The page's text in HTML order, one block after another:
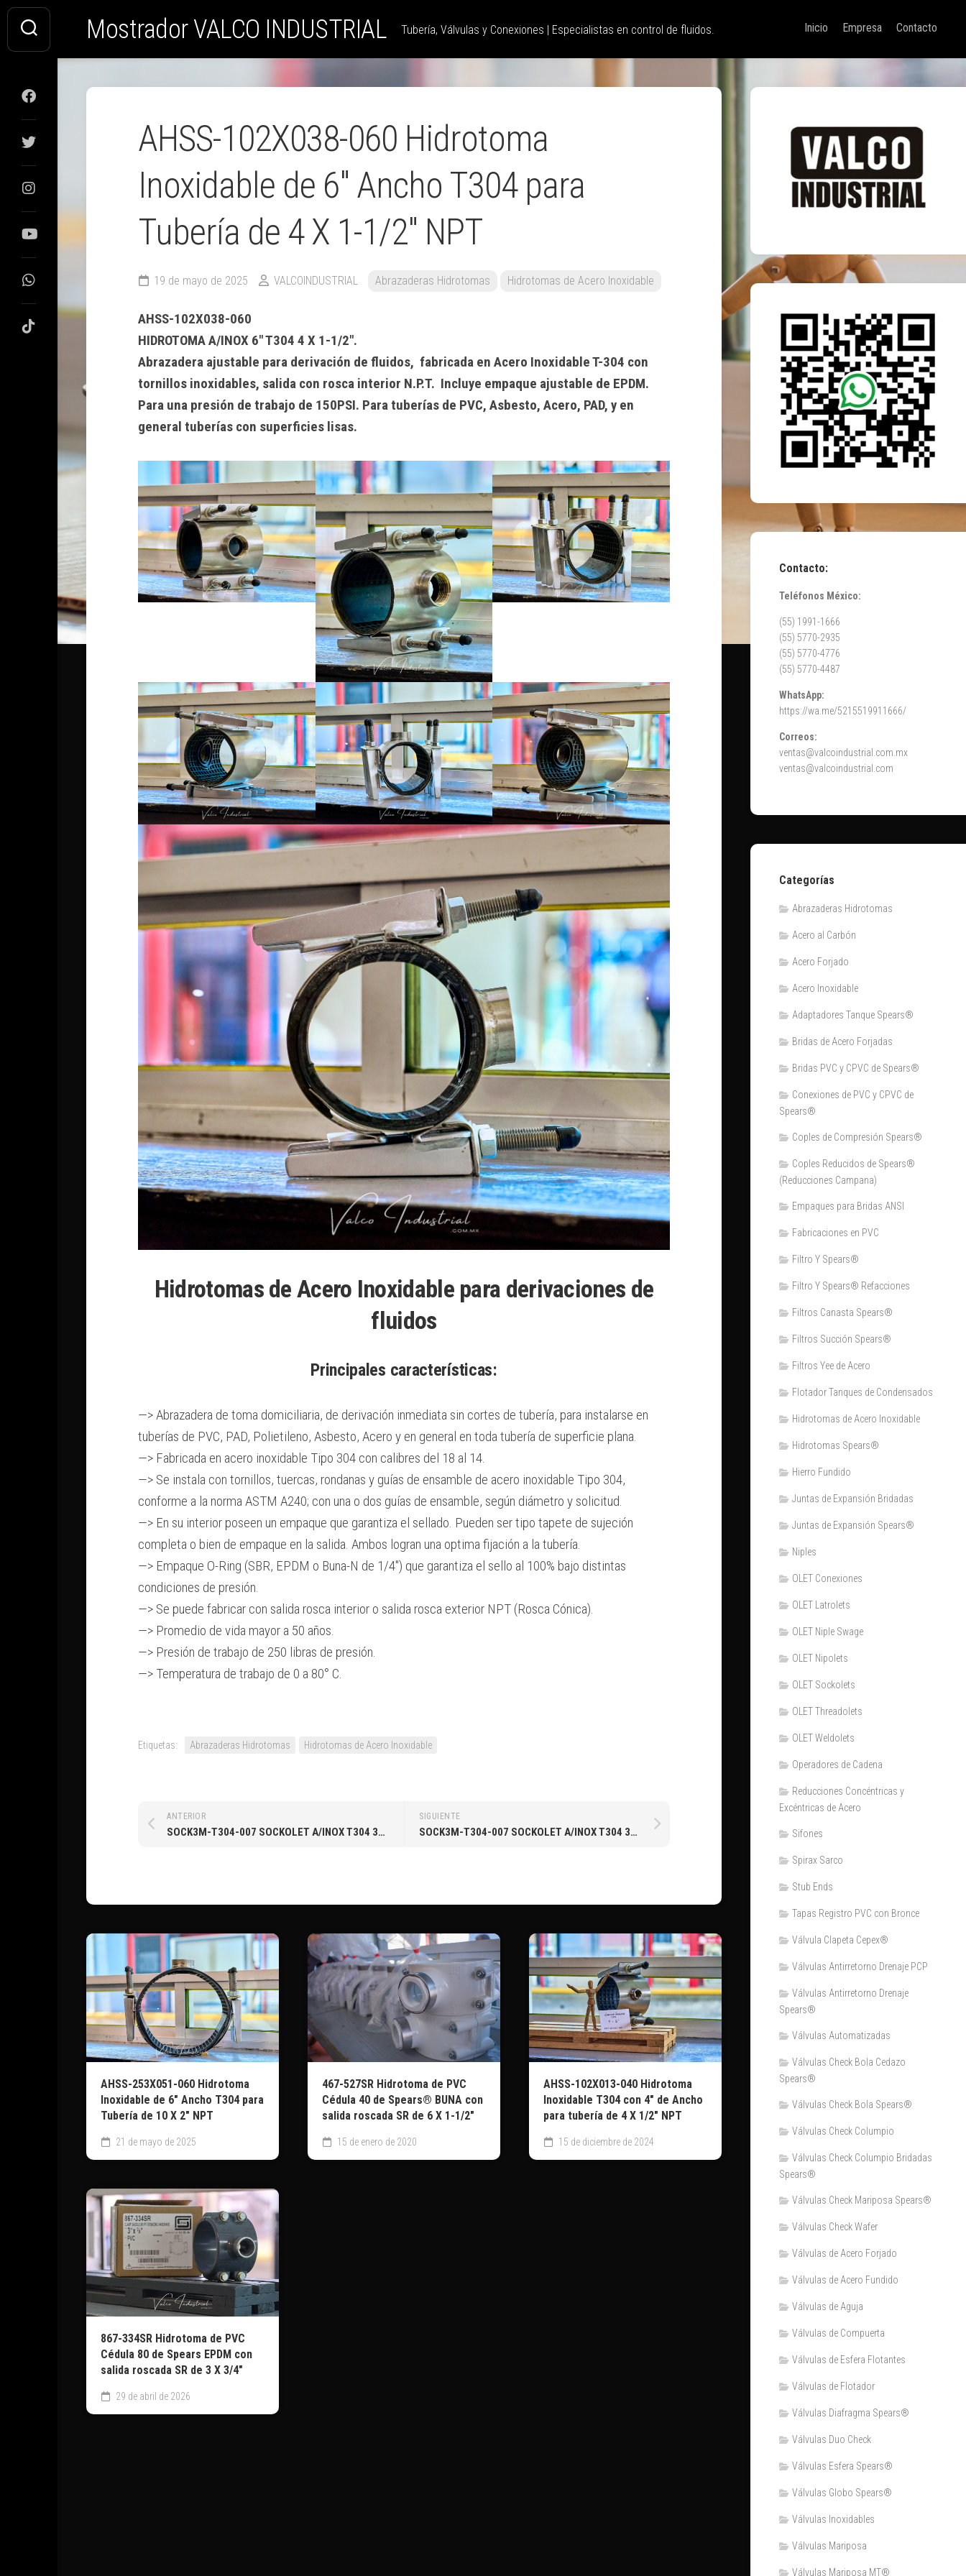
Saltar
contenido
Mostrador VALCO INDUSTRIAL Tubería, Válvulas y Conexiones | Especialistas en control de fluidos. Inicio Empresa Contacto
AHSS-102X038-060 Hidrotoma
Inoxidable de 6″ Ancho T304 para
Tubería de 4 X 1-1/2″ NPT
19 de mayo de 2025 VALCOINDUSTRIAL Abrazaderas Hidrotomas Hidrotomas de Acero Inoxidable
AHSS-102X038-060
HIDROTOMA A/INOX 6″ T304 4 X 1-1/2″.
Abrazadera ajustable para derivación de fluidos, fabricada en Acero Inoxidable T-304 con
tornillos inoxidables, salida con rosca interior N.P.T. Incluye empaque ajustable de EPDM.
Para una presión de trabajo de 150PSI. Para tuberías de PVC, Asbesto, Acero, PAD, y en
general tuberías con superficies lisas.
Hidrotomas de Acero Inoxidable para derivaciones de
fluidos
Principales características:
—> Abrazadera de toma domiciliaria, de derivación inmediata sin cortes de tubería, para instalarse en
tuberías de PVC, PAD, Polietileno, Asbesto, Acero y en general en toda tubería de superficie plana.
—> Fabricada en acero inoxidable Tipo 304 con calibres del 18 al 14.
—> Se instala con tornillos, tuercas, rondanas y guías de ensamble de acero inoxidable Tipo 304,
conforme a la norma ASTM A240; con una o dos guías de ensamble, según diámetro y solicitud.
—> En su interior poseen un empaque que garantiza el sellado. Pueden ser tipo tapete de sujeción
completa o bien de empaque en la salida. Ambos logran una optima fijación a la tubería.
—> Empaque O-Ring (SBR, EPDM o Buna-N de 1/4″) que garantiza el sello al 100% bajo distintas
condiciones de presión.
—> Se puede fabricar con salida rosca interior o salida rosca exterior NPT (Rosca Cónica).
—> Promedio de vida mayor a 50 años.
—> Presión de trabajo de 250 libras de presión.
—> Temperatura de trabajo de 0 a 80° C.
Etiquetas: Abrazaderas Hidrotomas Hidrotomas de Acero Inoxidable
SIGUIENTE
SOCK3M-T304-007 SOCKOLET A/INOX T304 3000# 4 X 3/4″. ASTM SA182 TP304/L MSS-SP-97 ANSI B16.
ANTERIOR
SOCK3M-T304-007 SOCKOLET A/INOX T304 3000# 6 X 3/4″. ASTM SA182 TP304/L MSS-SP-97 ANSI B16.
AHSS-253X051-060 Hidrotoma
Inoxidable de 6″ Ancho T304 para
Tubería de 10 X 2″ NPT
21 de mayo de 2025
467-527SR Hidrotoma de PVC
Cédula 40 de Spears® BUNA con
salida roscada SR de 6 X 1-1/2″
15 de enero de 2020
AHSS-102X013-040 Hidrotoma
Inoxidable T304 con 4″ de Ancho
para tubería de 4 X 1/2″ NPT
15 de diciembre de 2024
867-334SR Hidrotoma de PVC
Cédula 80 de Spears EPDM con
salida roscada SR de 3 X 3/4″
29 de abril de 2026
Contacto:
Teléfonos México:
(55) 1991-1666
(55) 5770-2935
(55) 5770-4776
(55) 5770-4487
WhatsApp:
https://wa.me/5215519911666/
Correos:
ventas@valcoindustrial.com.mx
ventas@valcoindustrial.com
Categorías
Abrazaderas Hidrotomas
Acero al Carbón
Acero Forjado
Acero Inoxidable
Adaptadores Tanque Spears®
Bridas de Acero Forjadas
Bridas PVC y CPVC de Spears®
Conexiones de PVC y CPVC de
Spears®
Coples de Compresión Spears®
Coples Reducidos de Spears®
(Reducciones Campana)
Empaques para Bridas ANSI
Fabricaciones en PVC
Filtro Y Spears®
Filtro Y Spears® Refacciones
Filtros Canasta Spears®
Filtros Succión Spears®
Filtros Yee de Acero
Flotador Tanques de Condensados
Hidrotomas de Acero Inoxidable
Hidrotomas Spears®
Hierro Fundido
Juntas de Expansión Bridadas
Juntas de Expansión Spears®
Niples
OLET Conexiones
OLET Latrolets
OLET Niple Swage
OLET Nipolets
OLET Sockolets
OLET Threadolets
OLET Weldolets
Operadores de Cadena
Reducciones Concéntricas y
Excéntricas de Acero
Sifones
Spirax Sarco
Stub Ends
Tapas Registro PVC con Bronce
Válvula Clapeta Cepex®
Válvulas Antirretorno Drenaje PCP
Válvulas Antirretorno Drenaje
Spears®
Válvulas Automatizadas
Válvulas Check Bola Cedazo
Spears®
Válvulas Check Bola Spears®
Válvulas Check Columpio
Válvulas Check Columpio Bridadas
Spears®
Válvulas Check Mariposa Spears®
Válvulas Check Wafer
Válvulas de Acero Forjado
Válvulas de Acero Fundido
Válvulas de Aguja
Válvulas de Compuerta
Válvulas de Esfera Flotantes
Válvulas de Flotador
Válvulas Diafragma Spears®️
Válvulas Duo Check
Válvulas Esfera Spears®
Válvulas Globo Spears®
Válvulas Inoxidables
Válvulas Mariposa
Válvulas Mariposa MT®